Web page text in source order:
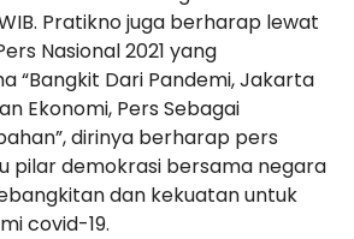
Pratikno juga berharap lewat
Nasional 2021 yang
“Bangkit Dari Pandemi, Jakarta
Ekonomi, Pers Sebagai
dirinya berharap pers
pilar demokrasi bersama negara
dan kekuatan untuk
covid-19.